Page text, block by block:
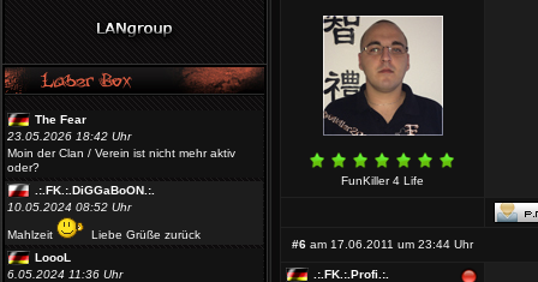
The Fear
23.05.2026 18:42 Uhr
Moin der Clan / Verein ist nicht mehr aktiv
oder?
.:.FK.:.DiGGaBoON.:.
10.05.2024 08:52 Uhr
Mahlzeit
Liebe Grüße zurück
LoooL
6.05.2024 11:36 Uhr
FunKiller 4 Life
#6 am 17.06.2011 um 23:44 Uhr
.:.FK.:.Profi.:.